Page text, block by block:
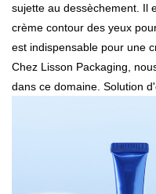
sujette au dessèchement. Il
crème contour des yeux
est indispensable pour une
Chez Lisson Packaging,
dans ce domaine. Solution